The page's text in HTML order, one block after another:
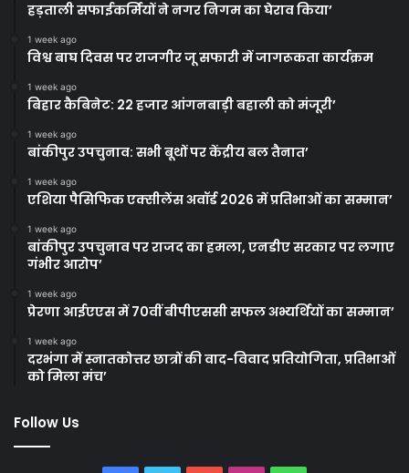
हड़ताली सफाईकर्मियों ने नगर निगम का घेराव किया’
1 week ago
विश्व बाघ दिवस पर राजगीर जू सफारी में जागरूकता कार्यक्रम
1 week ago
बिहार कैबिनेट: 22 हजार आंगनबाड़ी बहाली को मंजूरी’
1 week ago
बांकीपुर उपचुनाव: सभी बूथों पर केंद्रीय बल तैनात’
1 week ago
एशिया पैसिफिक एक्सीलेंस अवॉर्ड 2026 में प्रतिभाओं का सम्मान’
1 week ago
बांकीपुर उपचुनाव पर राजद का हमला, एनडीए सरकार पर लगाए
गंभीर आरोप’
1 week ago
प्रेरणा आईएएस में 70वीं बीपीएससी सफल अभ्यर्थियों का सम्मान’
1 week ago
दरभंगा में स्नातकोत्तर छात्रों की वाद-विवाद प्रतियोगिता, प्रतिभाओं
को मिला मंच’
Follow Us